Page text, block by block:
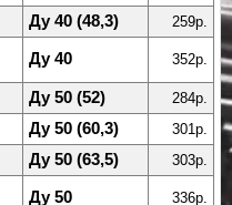
Ду 40 (48,3)
259р.
Ду 40 352р.
Ду 50 (52)
284р.
Ду 50 (60,3)
301р.
Ду 50 (63,5)
303р.
Ду 50 336р.